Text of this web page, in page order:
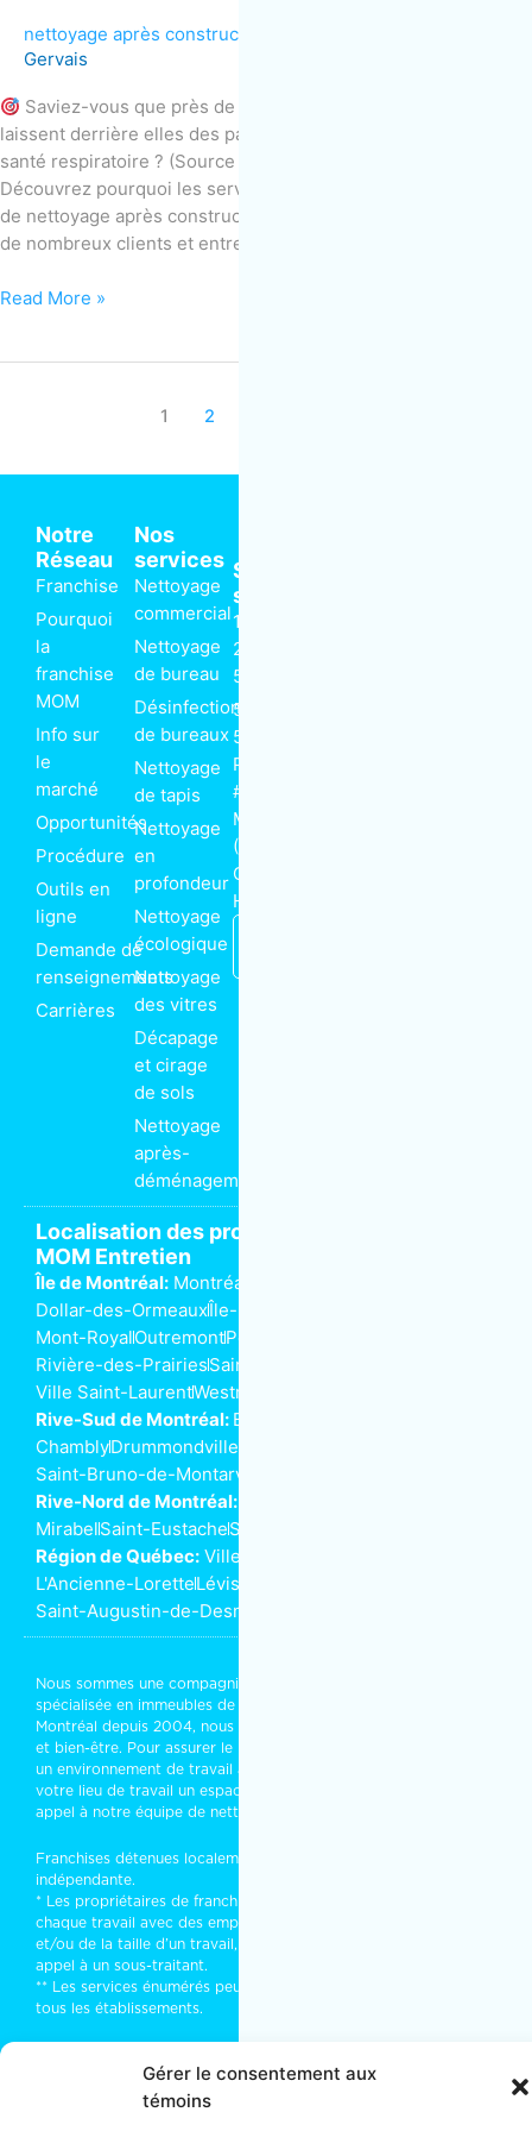
Gérer le consentement aux
témoins
nettoyage après construction
Gervais
Saviez-vous que près de 60 % des rénovations au Canada
laissent derrière elles des particules fines, nocives pour la
santé respiratoire ? (Source : Canada.ca – Santé et rénovation)
Découvrez pourquoi les services de MOM Entretien en matière
de nettoyage après construction sont vraiment appréciés par
de nombreux clients et entreprises. 1. Expertise et
Read More »
1 2
Notre
Réseau
Franchise
Pourquoi
la
franchise
MOM
Info sur
le
marché
Opportunités
Procédure
Outils en
ligne
Demande de
renseignements
Carrières
Nos
services
Nettoyage
commercial
Nettoyage
de bureau
Désinfection
de bureaux
Nettoyage
de tapis
Nettoyage
en
profondeur
Nettoyage
écologique
Nettoyage
des vitres
Décapage
et cirage
de sols
Nettoyage
après-
déménagement
Siège
social
1 866-
225-
5666
5375-
5385 rue
Paré
#230
Montréal
(Québec)
Canada
H4P 1P7
Localisation des propriétaires de franchise
MOM Entretien
Île de Montréal: Montréal
Dollar-des-OrmeauxÎle-Perrot
Mont-RoyalOutremontPointe-aux-Trembles
Rivière-des-PrairiesSaint-Henri
Ville Saint-LaurentWestmount
Rive-Sud de Montréal: Beloeil
ChamblyDrummondville
Saint-Bruno-de-Montarville
Rive-Nord de Montréal:
MirabelSaint-EustacheSaint-Jérôme
Région de Québec: Ville de Québec
L'Ancienne-LoretteLévis
Saint-Augustin-de-Desmaures
Nous sommes une compagnie d’
spécialisée en immeubles de bureaux ou résidentiels. Installés à
Montréal depuis 2004, nous partageons vos objectifs de succès
et bien-être. Pour assurer le bon entretien de vos bureaux, créer
un environnement de travail agréable, qui rassure ou faire de
votre lieu de travail un espace rassembleur et stimulant, faites
appel à notre équipe de nettoyage industriel
Franchises détenues localement et exploitées de manière
indépendante.
* Les propriétaires de franchises font de leur mieux pour traiter
chaque travail avec des employés. Parfois, en fonction du type
et/ou de la taille d’un travail, il peut être nécessaire de faire
appel à un sous-traitant.
** Les services énumérés peuvent ne pas être disponibles dans
tous les établissements.
© 2026 · MOM Entretien Ménager · Tous droits réservés · Licence
RBQ · Montréal, (Québec) Canada · Tel :